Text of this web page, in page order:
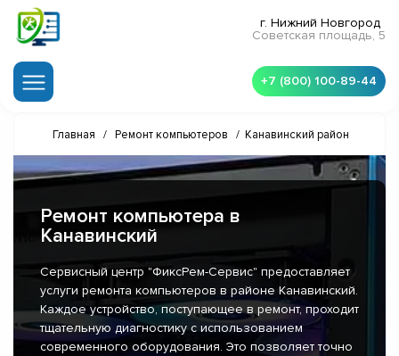
г. Нижний Новгород
Советская площадь, 5
+7 (800) 100-89-44
Главная / Ремонт компьютеров / Канавинский район
Ремонт компьютера в
Канавинский
Сервисный центр "ФиксРем-Сервис" предоставляет
услуги ремонта компьютеров в районе Канавинский.
Каждое устройство, поступающее в ремонт, проходит
тщательную диагностику с использованием
современного оборудования. Это позволяет точно